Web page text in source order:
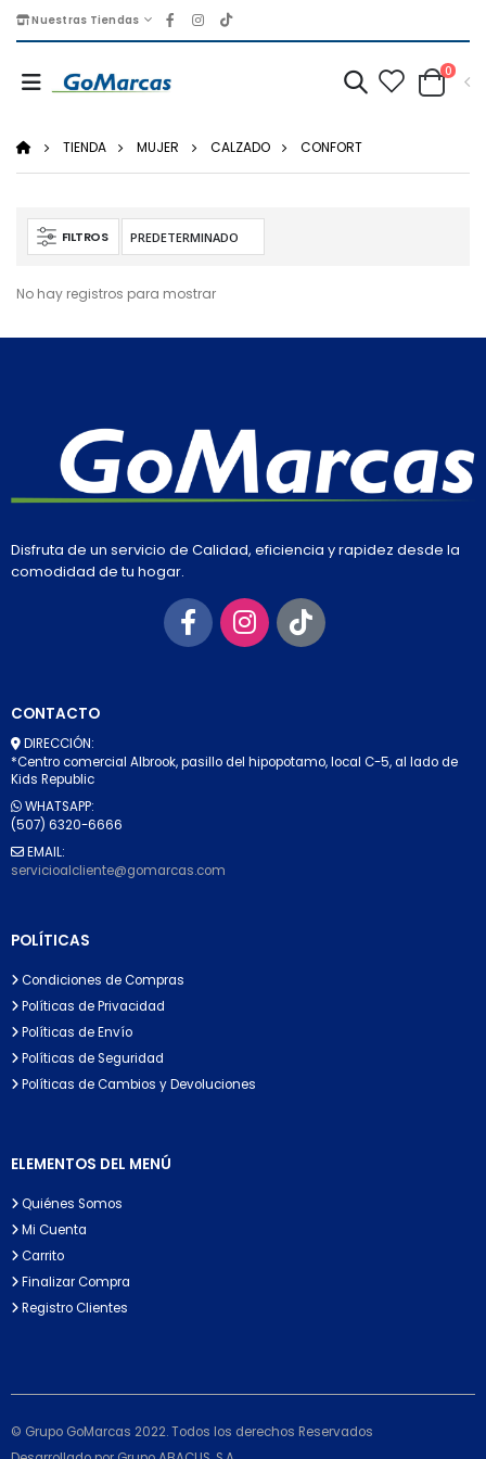
Nuestras Tiendas
0
TIENDA MUJER CALZADO CONFORT
FILTROS
No hay registros para mostrar
Disfruta de un servicio de Calidad, eficiencia y rapidez desde la
comodidad de tu hogar.
CONTACTO
DIRECCIÓN:
*Centro comercial Albrook, pasillo del hipopotamo, local C-5, al lado de
Kids Republic
WHATSAPP:
(507) 6320-6666
EMAIL:
servicioalcliente@gomarcas.com
POLÍTICAS
Condiciones de Compras
Políticas de Privacidad
Políticas de Envío
Políticas de Seguridad
Políticas de Cambios y Devoluciones
ELEMENTOS DEL MENÚ
Quiénes Somos
Mi Cuenta
Carrito
Finalizar Compra
Registro Clientes
© Grupo GoMarcas 2022. Todos los derechos Reservados